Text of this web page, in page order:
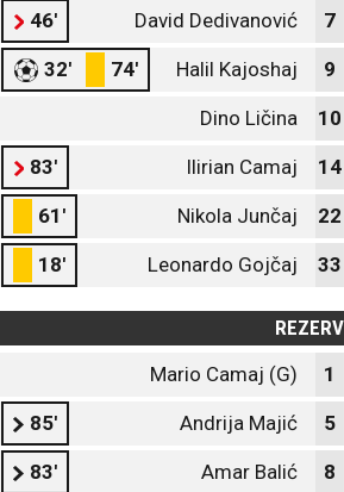
46' David Dedivanović 7
32' 74' Halil Kajoshaj 9
Dino Ličina 10
83' Ilirian Camaj 14
61' Nikola Junčaj 22
18' Leonardo Gojčaj 33
Mario Camaj (G)
1
85' Andrija Majić 5
83' Amar Balić 8